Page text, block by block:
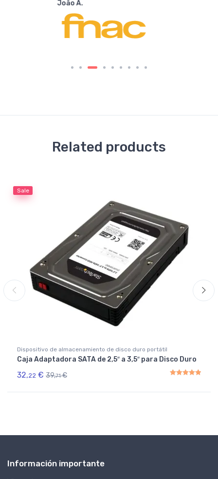
Related products
Sale
Dispositivo de almacenamiento de disco duro portátil
Caja Adaptadora SATA de 2,5″ a 3,5″ para Disco Duro
32,22 € 39,71 €
Información importante